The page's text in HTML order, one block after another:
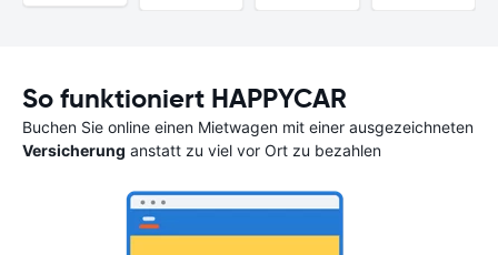
So funktioniert HAPPYCAR
Buchen Sie online einen Mietwagen mit einer ausgezeichneten
Versicherung anstatt zu viel vor Ort zu bezahlen